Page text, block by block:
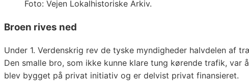
Foto: Vejen Lokalhistoriske Arkiv.
Broen rives ned
Under 1. Verdenskrig rev de tyske myndigheder halvdelen
Den smalle bro, som ikke kunne klare tung kørende trafik,
blev bygget på privat initiativ og er delvist privat finansieret.